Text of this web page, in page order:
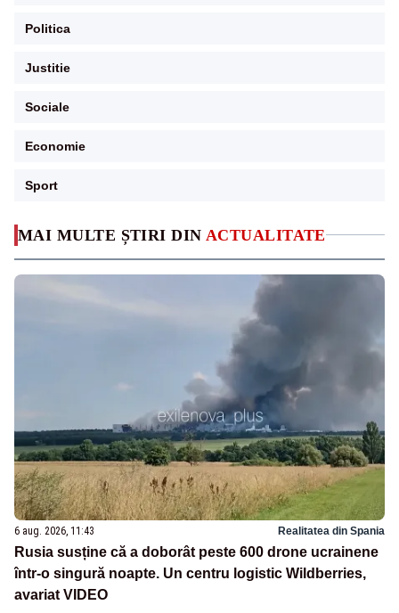
MAI MULTE ȘTIRI DIN ACTUALITATE
6 aug. 2026, 11:43 Realitatea din Spania
Rusia susține că a doborât peste 600 drone ucrainene
într-o singură noapte. Un centru logistic Wildberries,
avariat VIDEO
Politica
Justitie
Sociale
Economie
Sport